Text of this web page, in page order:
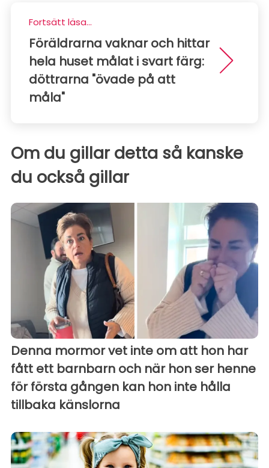
Fortsätt läsa...
Föräldrarna vaknar och hittar
hela huset målat i svart färg:
döttrarna "övade på att
måla"
Om du gillar detta så kanske
du också gillar
Denna mormor vet inte om att hon har
fått ett barnbarn och när hon ser henne
för första gången kan hon inte hålla
tillbaka känslorna